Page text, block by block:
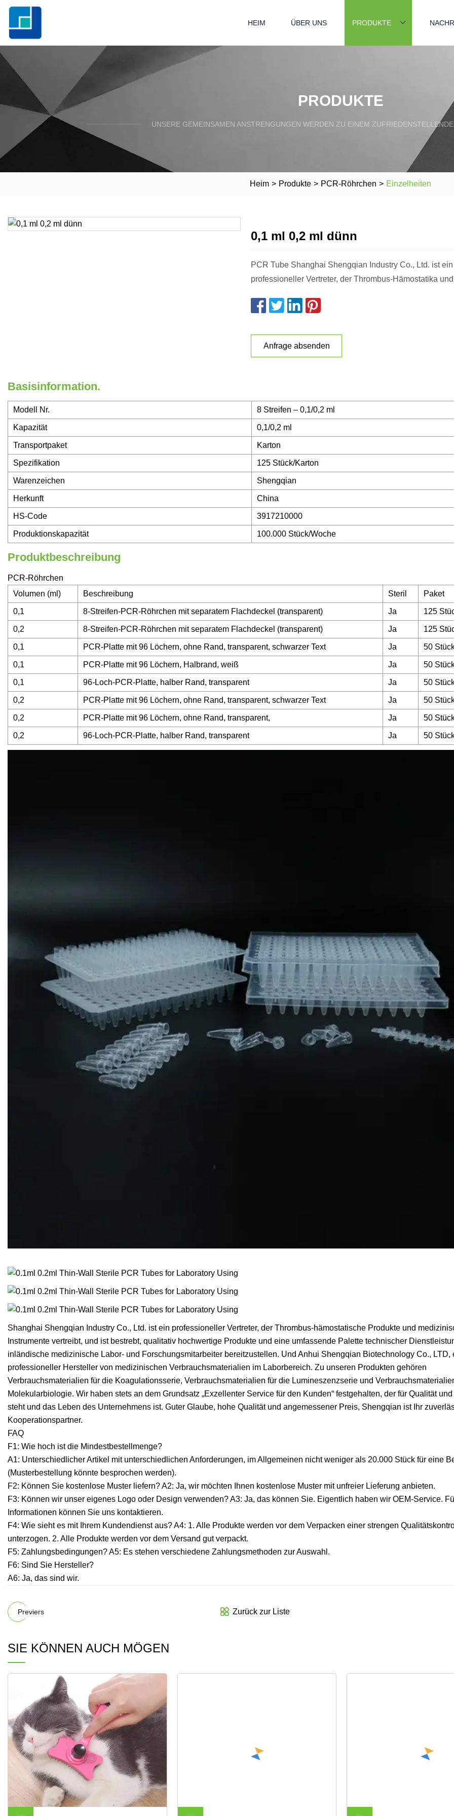
HEIM ÜBER UNS PRODUKTE
PRODUKTE
UNSERE GEMEINSAMEN ANSTRENGUNGEN WERDEN ZU EINEM
Heim > Produkte > PCR-Röhrchen > Einzelheiten
0,1 ml 0,2 ml dünn
PCR Tube Shanghai Shengqian Industry Co., Ltd. ist ein
professioneller Vertreter, der Thrombus-Hämostatika
Anfrage absenden
Basisinformation.
Modell Nr. 8 Streifen – 0,1/0,2 ml
Kapazität 0,1/0,2 ml
Transportpaket Karton
Spezifikation 125 Stück/Karton
Warenzeichen Shengqian
Herkunft China
HS-Code 3917210000
Produktionskapazität 100.000 Stück/Woche
Produktbeschreibung
PCR-Röhrchen
Volumen (ml)
Beschreibung Steril Paket
0,1 8-Streifen-PCR-Röhrchen mit separatem Flachdeckel (transparent) Ja 125
0,2 8-Streifen-PCR-Röhrchen mit separatem Flachdeckel (transparent) Ja 125
0,1 PCR-Platte mit 96 Löchern, ohne Rand, transparent, schwarzer Text Ja 50
0,1 PCR-Platte mit 96 Löchern, Halbrand, weiß Ja 50
0,1 96-Loch-PCR-Platte, halber Rand, transparent Ja 50
0,2 PCR-Platte mit 96 Löchern, ohne Rand, transparent, schwarzer Text Ja 50
0,2 PCR-Platte mit 96 Löchern, ohne Rand, transparent, Ja 50
0,2 96-Loch-PCR-Platte, halber Rand, transparent Ja 50
Shanghai Shengqian Industry Co., Ltd. ist ein professioneller Vertreter, der Thrombus-hämostatische Produkte und
Instrumente vertreibt, und ist bestrebt, qualitativ hochwertige Produkte und eine umfassende Palette technischer
inländische medizinische Labor- und Forschungsmitarbeiter bereitzustellen. Und Anhui Shengqian Biotechnology Co., LTD,
professioneller Hersteller von medizinischen Verbrauchsmaterialien im Laborbereich. Zu unseren Produkten gehören
Verbrauchsmaterialien für die Koagulationsserie, Verbrauchsmaterialien für die Lumineszenzserie und
Molekularbiologie. Wir haben stets an dem Grundsatz „Exzellenter Service für den Kunden“ festgehalten, der für Qualität
steht und das Leben des Unternehmens ist. Guter Glaube, hohe Qualität und angemessener Preis, Shengqian ist Ihr
Kooperationspartner.
FAQ
F1: Wie hoch ist die Mindestbestellmenge?
A1: Unterschiedlicher Artikel mit unterschiedlichen Anforderungen, im Allgemeinen nicht weniger als 20.000 Stück für eine
(Musterbestellung könnte besprochen werden).
F2: Können Sie kostenlose Muster liefern? A2: Ja, wir möchten Ihnen kostenlose Muster mit unfreier Lieferung anbieten.
F3: Können wir unser eigenes Logo oder Design verwenden? A3: Ja, das können Sie. Eigentlich haben wir OEM-Service.
Informationen können Sie uns kontaktieren.
F4: Wie sieht es mit Ihrem Kundendienst aus? A4: 1. Alle Produkte werden vor dem Verpacken einer strengen
unterzogen. 2. Alle Produkte werden vor dem Versand gut verpackt.
F5: Zahlungsbedingungen? A5: Es stehen verschiedene Zahlungsmethoden zur Auswahl.
F6: Sind Sie Hersteller?
A6: Ja, das sind wir.
Previers Zurück zur Liste
SIE KÖNNEN AUCH MÖGEN